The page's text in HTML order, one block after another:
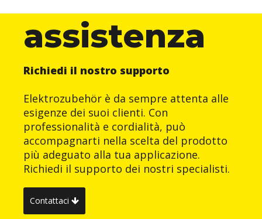
assistenza
Richiedi il nostro supporto
Elektrozubehör è da sempre attenta alle
esigenze dei suoi clienti. Con
professionalità e cordialità, può
accompagnarti nella scelta del prodotto
più adeguato alla tua applicazione.
Richiedi il supporto dei nostri specialisti.
Contattaci